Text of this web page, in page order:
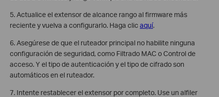
5. Actualice el extensor de alcance rango al firmware más
reciente y vuelva a configurarlo. Haga clic aquí.
6. Asegúrese de que el ruteador principal no habilite ninguna
configuración de seguridad, como Filtrado MAC o Control de
acceso. Y el tipo de autenticación y el tipo de cifrado son
automáticos en el ruteador.
7. Intente restablecer el extensor por completo. Use un alfiler